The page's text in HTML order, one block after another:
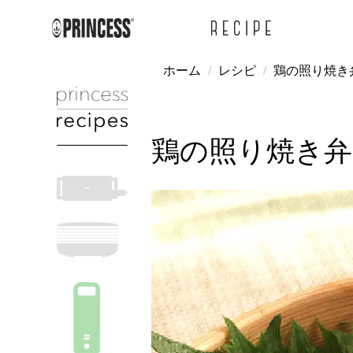
ホーム レシピ 鶏の照り焼き
鶏の照り焼き